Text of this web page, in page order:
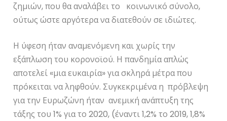
ζημιών, που θα αναλάβει το κοινωνικό σύνολο,
ούτως ώστε αργότερα να διατεθούν σε ιδιώτες.
Η ύφεση ήταν αναμενόμενη και χωρίς την
εξάπλωση του κορονοϊού. Η πανδημία απλώς
αποτελεί «μια ευκαιρία» για σκληρά μέτρα που
πρόκειται να ληφθούν. Συγκεκριμένα η πρόβλεψη
για την Ευρωζώνη ήταν ανεμική ανάπτυξη της
τάξης του 1% για το 2020, (έναντι 1,2% το 2019, 1,8%